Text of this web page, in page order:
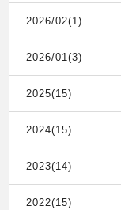
2026/02(1)
2026/01(3)
2025(15)
2024(15)
2023(14)
2022(15)